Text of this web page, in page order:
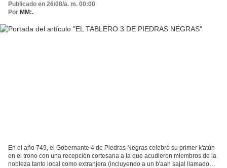
Publicado en 26/08/a. m. 00:00
Por MM:.
En el año 749, el Gobernante 4 de Piedras Negras celebró su primer k'atún
en el trono con una recepción cortesana a la que acudieron miembros de la
nobleza tanto local como extranjera (incluyendo a un b'aah sajal llamado